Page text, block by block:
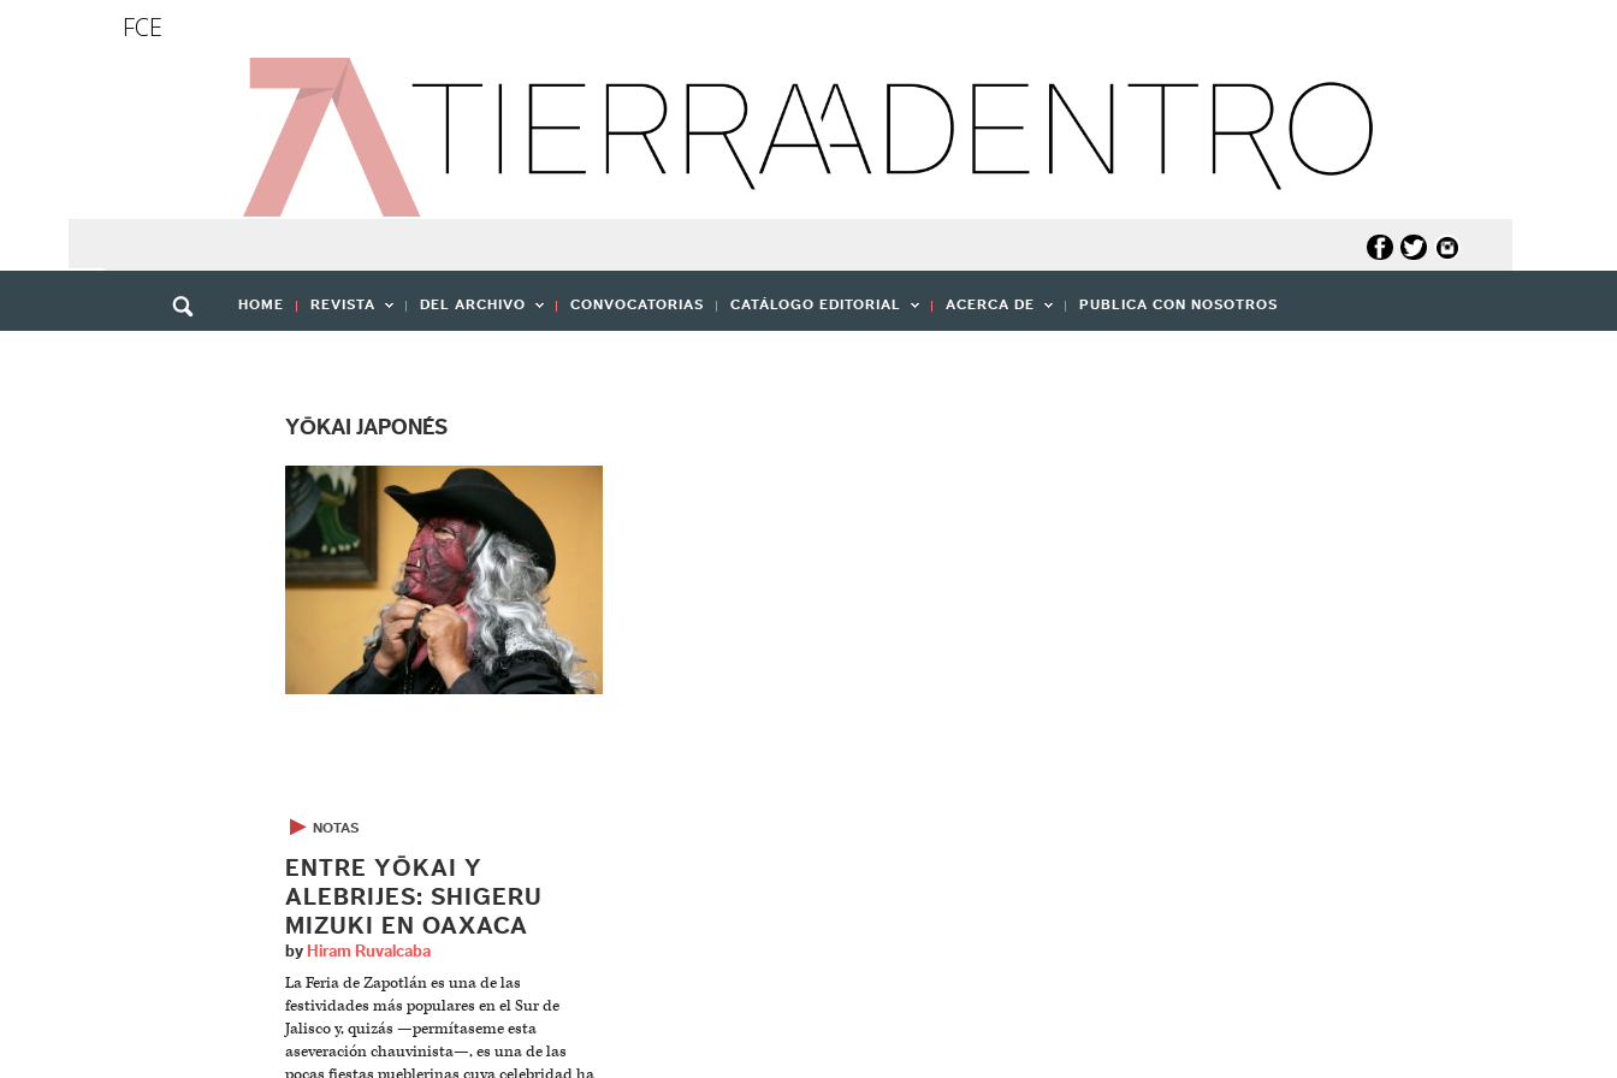
FCE
HOME REVISTA DEL ARCHIVO CONVOCATORIAS CATÁLOGO EDITORIAL ACERCA DE PUBLICA CON NOSOTROS
YŌKAI JAPONÉS
▶ NOTAS
ENTRE YŌKAI Y
ALEBRIJES: SHIGERU
MIZUKI EN OAXACA
by Hiram Ruvalcaba
La Feria de Zapotlán es una de las
festividades más populares en el Sur de
Jalisco y, quizás —permítaseme esta
aseveración chauvinista—, es una de las